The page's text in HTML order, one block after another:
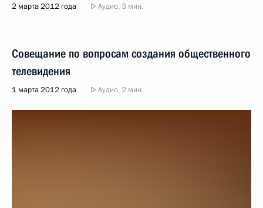
2 марта 2012 года Аудио, 3 мин.
Совещание по вопросам создания общественного
телевидения
1 марта 2012 года Аудио, 2 мин.